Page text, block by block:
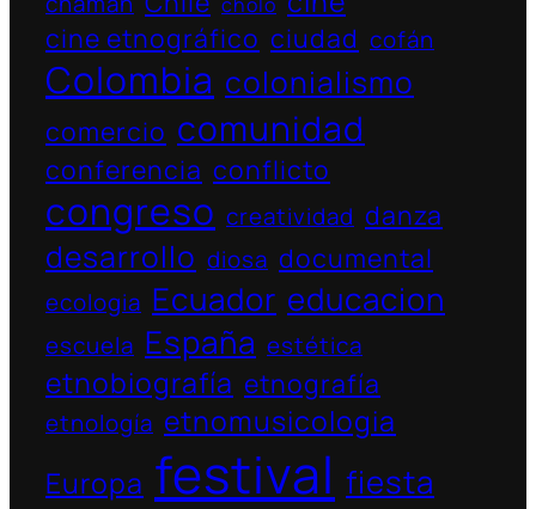
cine etnográfico ciudad cofán
Colombia colonialismo
comercio comunidad
conferencia conflicto
congreso creatividad danza
desarrollo diosa documental
ecologia Ecuador educacion
escuela España estética
etnobiografía etnografía
etnología etnomusicologia
Europa festival fiesta